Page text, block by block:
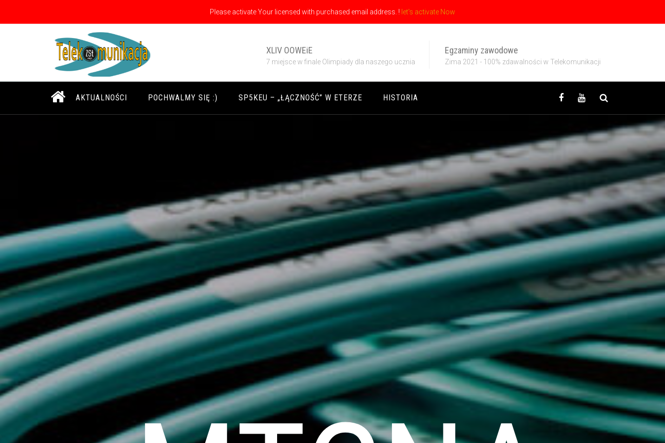
XLIV OOWEiE
7 miejsce w finale Olimpiady dla naszego ucznia
Egzaminy zawodowe
Zima 2021 - 100% zdawalności w Telekomunikacji
AKTUALNOŚCI POCHWALMY SIĘ :) SP5KEU – „ŁĄCZNOŚĆ” W ETERZE HISTORIA
Please activate Your licensed with purchased email address. ! let's activate Now